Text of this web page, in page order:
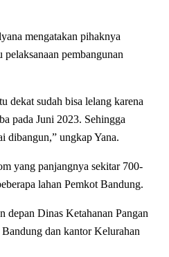
mengatakan pihaknya
pembangunan
dekat sudah bisa lelang karena
pada Juni 2023. Sehingga
dibangun,” ungkap Yana.
yang panjangnya sekitar 700-
lahan Pemkot Bandung.
depan Dinas Ketahanan Pangan
dan kantor Kelurahan